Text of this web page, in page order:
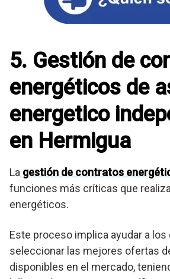
5. Gestión de
energéticos de
energetico
en Hermigua
La gestión de contratos
funciones más críticas que
energéticos.
Este proceso implica ayudar a los
seleccionar las mejores ofertas
disponibles en el mercado,